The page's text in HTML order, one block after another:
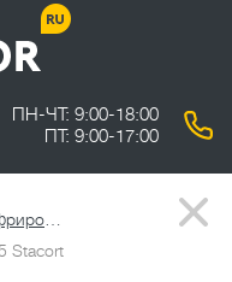
ПН-ЧТ: 9:00-18:00
ПТ: 9:00-17:00
Stacort